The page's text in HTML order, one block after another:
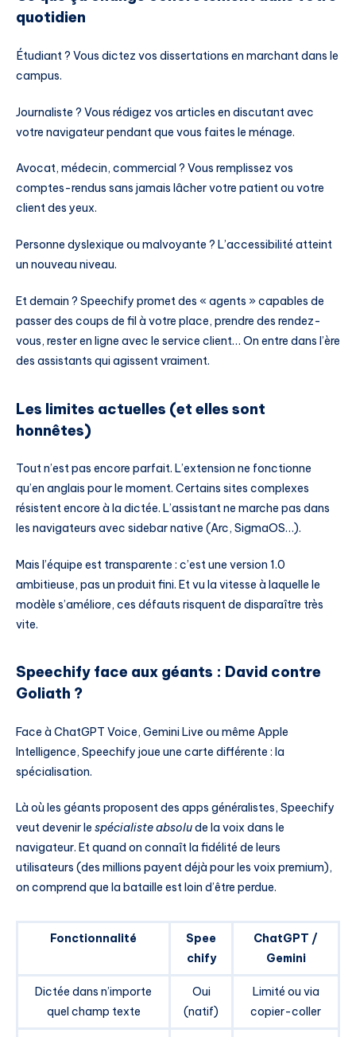
quotidien
Étudiant ? Vous dictez vos dissertations en marchant dans le
campus.
Journaliste ? Vous rédigez vos articles en discutant avec
votre navigateur pendant que vous faites le ménage.
Avocat, médecin, commercial ? Vous remplissez vos
comptes-rendus sans jamais lâcher votre patient ou votre
client des yeux.
Personne dyslexique ou malvoyante ? L’accessibilité atteint
un nouveau niveau.
Et demain ? Speechify promet des « agents » capables de
passer des coups de fil à votre place, prendre des rendez-
vous, rester en ligne avec le service client… On entre dans l’ère
des assistants qui agissent vraiment.
Les limites actuelles (et elles sont
honnêtes)
Tout n’est pas encore parfait. L’extension ne fonctionne
qu’en anglais pour le moment. Certains sites complexes
résistent encore à la dictée. L’assistant ne marche pas dans
les navigateurs avec sidebar native (Arc, SigmaOS…).
Mais l’équipe est transparente : c’est une version 1.0
ambitieuse, pas un produit fini. Et vu la vitesse à laquelle le
modèle s’améliore, ces défauts risquent de disparaître très
vite.
Speechify face aux géants : David contre
Goliath ?
Face à ChatGPT Voice, Gemini Live ou même Apple
Intelligence, Speechify joue une carte différente : la
spécialisation.
Là où les géants proposent des apps généralistes, Speechify
veut devenir le spécialiste absolude la voix dans le
navigateur. Et quand on connaît la fidélité de leurs
utilisateurs (des millions payent déjà pour les voix premium),
on comprend que la bataille est loin d’être perdue.
Fonctionnalité
Spee
chify
ChatGPT /
Gemini
Dictée dans n’importe
quel champ texte
Oui
(natif)
Limité ou via
copier-coller